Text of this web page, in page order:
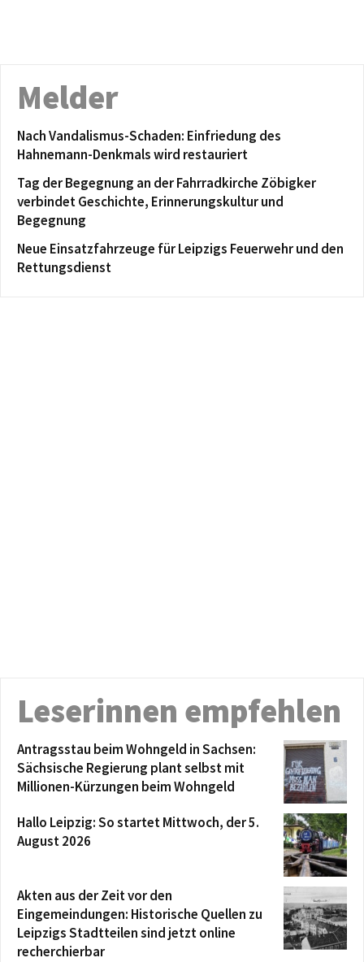
Melder
Nach Vandalismus-Schaden: Einfriedung des
Hahnemann-Denkmals wird restauriert
Tag der Begegnung an der Fahrradkirche Zöbigker
verbindet Geschichte, Erinnerungskultur und
Begegnung
Neue Einsatzfahrzeuge für Leipzigs Feuerwehr und den
Rettungsdienst
Leserinnen empfehlen
Antragsstau beim Wohngeld in Sachsen:
Sächsische Regierung plant selbst mit
Millionen-Kürzungen beim Wohngeld
Hallo Leipzig: So startet Mittwoch, der 5.
August 2026
Akten aus der Zeit vor den
Eingemeindungen: Historische Quellen zu
Leipzigs Stadtteilen sind jetzt online
recherchierbar